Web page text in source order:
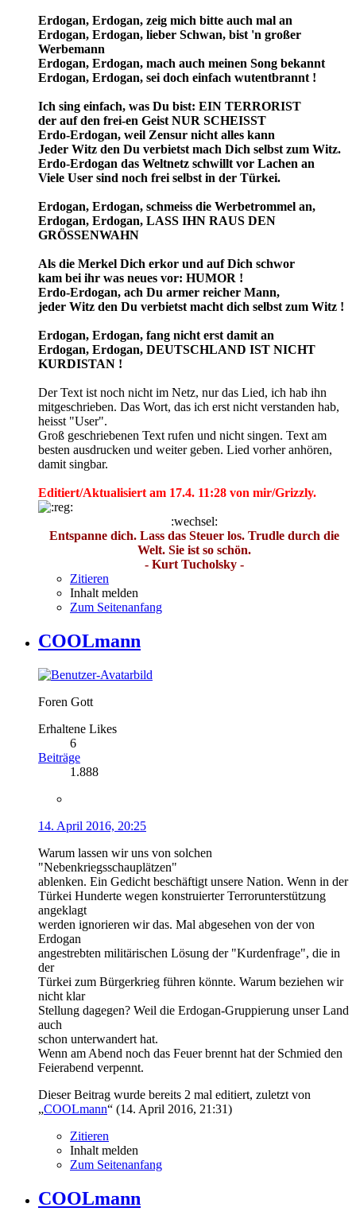
Erdogan, Erdogan, zeig mich bitte auch mal an
Erdogan, Erdogan, lieber Schwan, bist 'n großer
Werbemann
Erdogan, Erdogan, mach auch meinen Song bekannt
Erdogan, Erdogan, sei doch einfach wutentbrannt !
Ich sing einfach, was Du bist: EIN TERRORIST
der auf den frei-en Geist NUR SCHEISST
Erdo-Erdogan, weil Zensur nicht alles kann
Jeder Witz den Du verbietst mach Dich selbst zum Witz.
Erdo-Erdogan das Weltnetz schwillt vor Lachen an
Viele User sind noch frei selbst in der Türkei.
Erdogan, Erdogan, schmeiss die Werbetrommel an,
Erdogan, Erdogan, LASS IHN RAUS DEN
GRÖSSENWAHN
Als die Merkel Dich erkor und auf Dich schwor
kam bei ihr was neues vor: HUMOR !
Erdo-Erdogan, ach Du armer reicher Mann,
jeder Witz den Du verbietst macht dich selbst zum Witz !
Erdogan, Erdogan, fang nicht erst damit an
Erdogan, Erdogan, DEUTSCHLAND IST NICHT
KURDISTAN !
Der Text ist noch nicht im Netz, nur das Lied, ich hab ihn
mitgeschrieben. Das Wort, das ich erst nicht verstanden hab,
heisst "User".
Groß geschriebenen Text rufen und nicht singen. Text am
besten ausdrucken und weiter geben. Lied vorher anhören,
damit singbar.
Editiert/Aktualisiert am 17.4. 11:28 von mir/Grizzly.
:wechsel:
Entspanne dich. Lass das Steuer los. Trudle durch die
Welt. Sie ist so schön.
- Kurt Tucholsky -
Zitieren
Inhalt melden
Zum Seitenanfang
COOLmann
Foren Gott
Erhaltene Likes
6
Beiträge
1.888
14. April 2016, 20:25
Warum lassen wir uns von solchen
"Nebenkriegsschauplätzen"
ablenken. Ein Gedicht beschäftigt unsere Nation. Wenn in der
Türkei Hunderte wegen konstruierter Terrorunterstützung
angeklagt
werden ignorieren wir das. Mal abgesehen von der von
Erdogan
angestrebten militärischen Lösung der "Kurdenfrage", die in
der
Türkei zum Bürgerkrieg führen könnte. Warum beziehen wir
nicht klar
Stellung dagegen? Weil die Erdogan-Gruppierung unser Land
auch
schon unterwandert hat.
Wenn am Abend noch das Feuer brennt hat der Schmied den
Feierabend verpennt.
Dieser Beitrag wurde bereits 2 mal editiert, zuletzt von
„COOLmann“ (14. April 2016, 21:31)
Zitieren
Inhalt melden
Zum Seitenanfang
COOLmann